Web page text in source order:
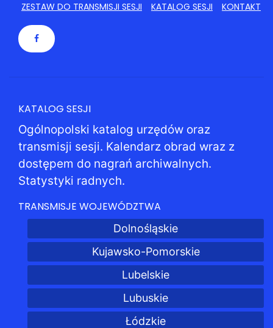
ZESTAW DO TRANSMISJI SESJI
KATALOG SESJI KONTAKT
KATALOG SESJI
Ogólnopolski katalog urzędów oraz
transmisji sesji. Kalendarz obrad wraz z
dostępem do nagrań archiwalnych.
Statystyki radnych.
TRANSMISJE WOJEWÓDZTWA
Dolnośląskie
Kujawsko-Pomorskie
Lubelskie
Lubuskie
Łódzkie